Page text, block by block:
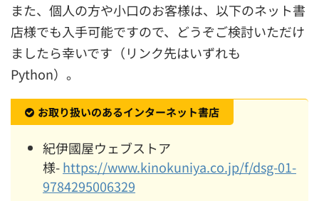
また、個人の方や小口のお客様は、以下のネット書
店様でも入手可能ですので、どうぞご検討いただけ
ましたら幸いです（リンク先はいずれも
Python）。
お取り扱いのあるインターネット書店
紀伊國屋ウェブストア
様-https://www.kinokuniya.co.jp/f/dsg-01-
9784295006329